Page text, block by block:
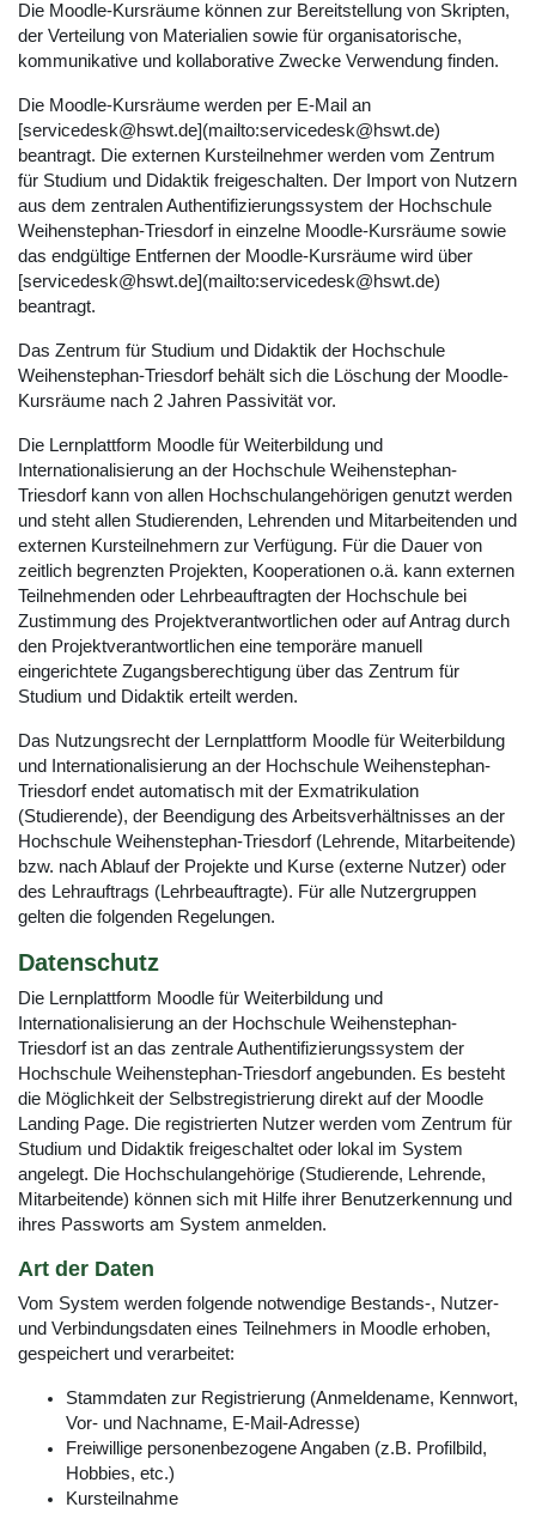
Die Moodle-Kursräume können zur Bereitstellung von Skripten,
der Verteilung von Materialien sowie für organisatorische,
kommunikative und kollaborative Zwecke Verwendung finden.
Die Moodle-Kursräume werden per E-Mail an
[servicedesk@hswt.de](mailto:servicedesk@hswt.de)
beantragt. Die externen Kursteilnehmer werden vom Zentrum
für Studium und Didaktik freigeschalten. Der Import von Nutzern
aus dem zentralen Authentifizierungssystem der Hochschule
Weihenstephan-Triesdorf in einzelne Moodle-Kursräume sowie
das endgültige Entfernen der Moodle-Kursräume wird über
[servicedesk@hswt.de](mailto:servicedesk@hswt.de)
beantragt.
Das Zentrum für Studium und Didaktik der Hochschule
Weihenstephan-Triesdorf behält sich die Löschung der Moodle-
Kursräume nach 2 Jahren Passivität vor.
Die Lernplattform Moodle für Weiterbildung und
Internationalisierung an der Hochschule Weihenstephan-
Triesdorf kann von allen Hochschulangehörigen genutzt werden
und steht allen Studierenden, Lehrenden und Mitarbeitenden und
externen Kursteilnehmern zur Verfügung. Für die Dauer von
zeitlich begrenzten Projekten, Kooperationen o.ä. kann externen
Teilnehmenden oder Lehrbeauftragten der Hochschule bei
Zustimmung des Projektverantwortlichen oder auf Antrag durch
den Projektverantwortlichen eine temporäre manuell
eingerichtete Zugangsberechtigung über das Zentrum für
Studium und Didaktik erteilt werden.
Das Nutzungsrecht der Lernplattform Moodle für Weiterbildung
und Internationalisierung an der Hochschule Weihenstephan-
Triesdorf endet automatisch mit der Exmatrikulation
(Studierende), der Beendigung des Arbeitsverhältnisses an der
Hochschule Weihenstephan-Triesdorf (Lehrende, Mitarbeitende)
bzw. nach Ablauf der Projekte und Kurse (externe Nutzer) oder
des Lehrauftrags (Lehrbeauftragte). Für alle Nutzergruppen
gelten die folgenden Regelungen.
Datenschutz
Die Lernplattform Moodle für Weiterbildung und
Internationalisierung an der Hochschule Weihenstephan-
Triesdorf ist an das zentrale Authentifizierungssystem der
Hochschule Weihenstephan-Triesdorf angebunden. Es besteht
die Möglichkeit der Selbstregistrierung direkt auf der Moodle
Landing Page. Die registrierten Nutzer werden vom Zentrum für
Studium und Didaktik freigeschaltet oder lokal im System
angelegt. Die Hochschulangehörige (Studierende, Lehrende,
Mitarbeitende) können sich mit Hilfe ihrer Benutzerkennung und
ihres Passworts am System anmelden.
Art der Daten
Vom System werden folgende notwendige Bestands-, Nutzer-
und Verbindungsdaten eines Teilnehmers in Moodle erhoben,
gespeichert und verarbeitet:
Stammdaten zur Registrierung (Anmeldename, Kennwort,
Vor- und Nachname, E-Mail-Adresse)
Freiwillige personenbezogene Angaben (z.B. Profilbild,
Hobbies, etc.)
Kursteilnahme